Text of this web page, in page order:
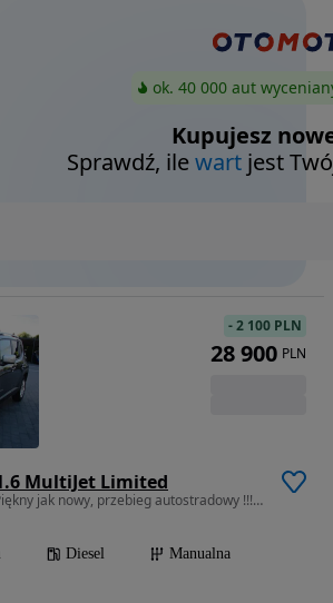
ok. 40 000 aut
Kupujesz
Sprawdź, ilewart jest
MultiJet Limited
1598 cm3 • 120 KM • Piękny jak nowy, przebieg autostradowy !!! SUPER CENA !!!
Diesel
Manualna
-2 100 PLN
28 900 PLN